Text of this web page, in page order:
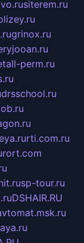
siterem.ru
grinox.ru
perm.ru
drsschool.ru
rti.com.ru
sp-tour.ru
DSHAIR.RU